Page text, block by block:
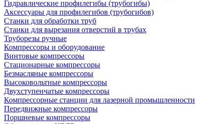
Гидравлические профилегибы (трубогибы)
Аксессуары для профилегибов (трубогибов)
Станки для обработки труб
Станки для вырезания отверстий в трубах
Труборезы ручные
Компрессоры и оборудование
Винтовые компрессоры
Стационарные компрессоры
Безмасляные компрессоры
Высоковольтные компрессоры
Двухступенчатые компрессоры
Компрессорные станции для лазерной промышленности
Передвижные компрессоры
Поршневые компрессоры